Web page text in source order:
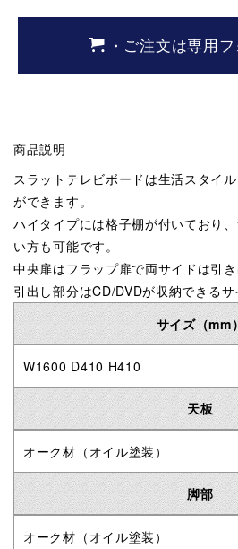
・ご注文は専用
商品説明
スラットテレビボードは生活スタイ
ができます。
ハイタイプには格子棚が付いており
い方も可能です。
中央扉はフラップ扉で両サイドは引き
引出し部分はCD/DVDが収納できるサ
サイズ（mm
W1600 D410 H410
天板
オーク材（オイル塗装）
脚部
オーク材（オイル塗装）